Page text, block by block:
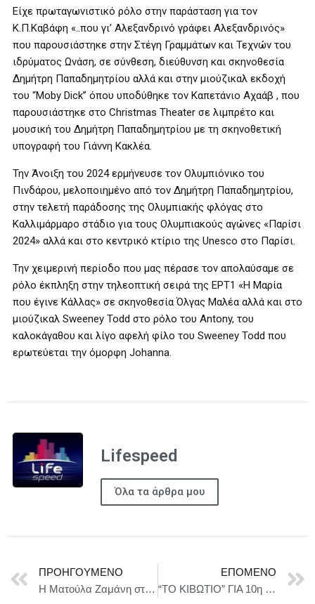
Είχε πρωταγωνιστικό ρόλο στην παράσταση για τον
Κ.Π.Καβάφη «..που γι’ Αλεξανδρινό γράφει Αλεξανδρινός»
που παρουσιάστηκε στην Στέγη Γραμμάτων και Τεχνών του
ιδρύματος Ωνάση, σε σύνθεση, διεύθυνση και σκηνοθεσία
Δημήτρη Παπαδημητρίου αλλά και στην μιούζικαλ εκδοχή
του “Moby Dick” όπου υποδύθηκε τον Καπετάνιο Αχαάβ , που
παρουσιάστηκε στο Christmas Theater σε λιμπρέτο και
μουσική του Δημήτρη Παπαδημητρίου με τη σκηνοθετική
υπογραφή του Γιάννη Κακλέα.
Την Άνοιξη του 2024 ερμήνευσε τον Ολυμπιόνικο του
Πινδάρου, μελοποιημένο από τον Δημήτρη Παπαδημητρίου,
στην τελετή παράδοσης της Ολυμπιακής φλόγας στο
Καλλιμάρμαρο στάδιο για τους Ολυμπιακούς αγώνες «Παρίσι
2024» αλλά και στο κεντρικό κτίριο της Unesco στο Παρίσι.
Την χειμερινή περίοδο που μας πέρασε τον απολαύσαμε σε
ρόλο έκπληξη στην τηλεοπτική σειρά της ΕΡΤ1 «Η Μαρία
που έγινε Κάλλας» σε σκηνοθεσία Όλγας Μαλέα αλλά και στο
μιούζικαλ Sweeney Todd στο ρόλο του Antony, του
καλοκάγαθου και λίγο αφελή φίλο του Sweeney Todd που
ερωτεύεται την όμορφη Johanna.
Lifespeed
Όλα τα άρθρα μου
ΠΡΟΗΓΟΎΜΕΝΟ
Η Ματούλα Ζαμάνη στην Τεχνόπολη του Δήμου Αθηναίων την Παρασκευή 27 Ιούνη!
ΕΠΌΜΕΝΟ
“ΤΟ ΚΙΒΩΤΙΟ” ΓΙΑ 10η ΧΡΟΝΙΑ ΣΤΟ STUDIO ΜΑΥΡΟΜΙΧΑΛΗ ΑΠΟ ΤΙΣ 10 ΟΚΤΩΒΡΙΟΥ